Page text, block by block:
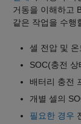
거동을 이해하고
같은 작업을 수행
셀 전압 및 온
SOC(충전
배터리 충전
개별 셀의
필요한 경우